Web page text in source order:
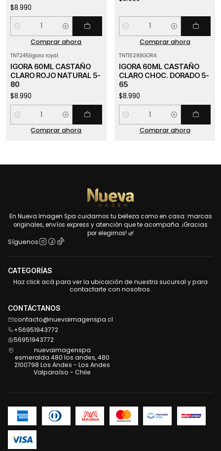
$8.990
Cantidad
Comprar ahora
Cantidad
Comprar ahora
TNT245|igora royal
IGORA 60ML CASTAÑO
CLARO ROJO NATURAL 5-
80
$8.990
Cantidad
Comprar ahora
TNT1528|IGORA
IGORA 60ML CASTAÑO
CLARO CHOC. DORADO 5-
65
$8.990
Cantidad
Comprar ahora
En Nueva Imagen Spa cuidamos tu belleza como en casa: marcas
originales, envíos express y atención que te acompaña. ¡Gracias
por elegirnos! 🌿
Síguenos
CATEGORÍAS
Haz click acá para ver la ubicación de nuestra sucursal y para
contactarte con nosotros.
CONTÁCTANOS
contacto@nuevaimagenspa.cl
+56951943772
56951943772
nuevaimagenspa
esmeralda 480 los andes, 480
2100798 Los Andes - Los Andes
Valparaíso - Chile